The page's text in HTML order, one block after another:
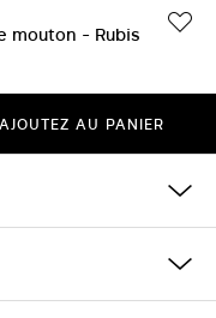
mouton - Rubis
AJOUTEZ AU PANIER